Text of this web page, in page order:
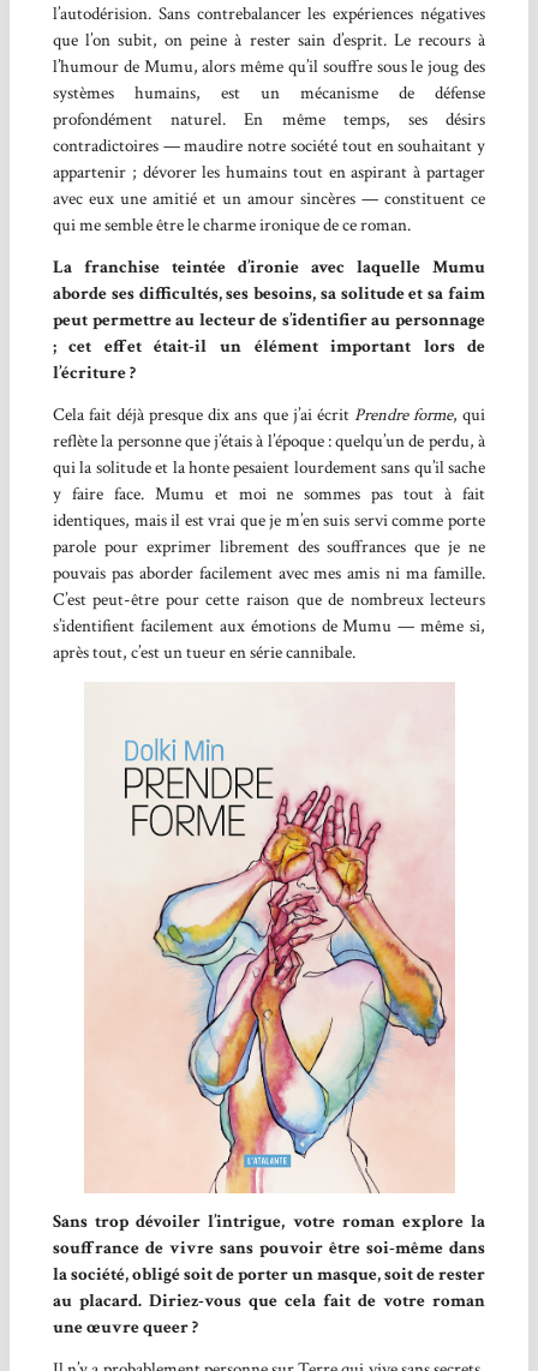
l’autodérision. Sans contrebalancer les expériences négatives
que l’on subit, on peine à rester sain d’esprit. Le recours à
l’humour de Mumu, alors même qu’il souffre sous le joug des
systèmes humains, est un mécanisme de défense
profondément naturel. En même temps, ses désirs
contradictoires — maudire notre société tout en souhaitant y
appartenir ; dévorer les humains tout en aspirant à partager
avec eux une amitié et un amour sincères — constituent ce
qui me semble être le charme ironique de ce roman.
La franchise teintée d’ironie avec laquelle Mumu
aborde ses difficultés, ses besoins, sa solitude et sa faim
peut permettre au lecteur de s’identifier au personnage
; cet effet était-il un élément important lors de
l’écriture ?
Cela fait déjà presque dix ans que j’ai écrit Prendre forme, qui
reflète la personne que j’étais à l’époque : quelqu’un de perdu, à
qui la solitude et la honte pesaient lourdement sans qu’il sache
y faire face. Mumu et moi ne sommes pas tout à fait
identiques, mais il est vrai que je m’en suis servi comme porte
parole pour exprimer librement des souffrances que je ne
pouvais pas aborder facilement avec mes amis ni ma famille.
C’est peut-être pour cette raison que de nombreux lecteurs
s’identifient facilement aux émotions de Mumu — même si,
après tout, c’est un tueur en série cannibale.
Sans trop dévoiler l’intrigue, votre roman explore la
souffrance de vivre sans pouvoir être soi-même dans
la société, obligé soit de porter un masque, soit de rester
au placard. Diriez-vous que cela fait de votre roman
une œuvre queer ?